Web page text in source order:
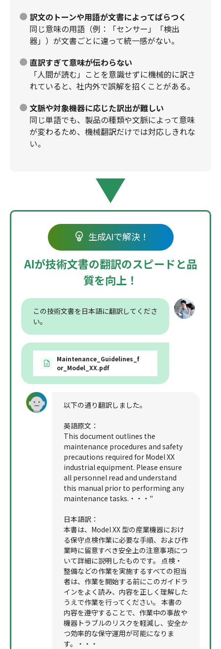
訳文のトーンや用語が文書によってばらつく
同じ意味の用語（例：「センサー」「検出
器」）が文書ごとに違って統一感がない。
直訳すぎて意味が伝わらない
「人間が読む」ことを意識せずに機械的に訳さ
れていると、社内外で誤解を招くことがある。
文脈や対象機器に応じた訳出が難しい
同じ単語でも、製品の種類や文脈によって意味
が変わるため、機械翻訳だけでは対応しきれな
い。
生成AIで解決！
AIが技術文書の翻訳のスピードと品
質を向上！
この技術文書を日本語に翻訳してくださ
い。
Maintenance_Guidelines_f
or_Model_XX.pdf
以下の通り翻訳しました。
英語原文：
This document outlines the
maintenance procedures and safety
precautions required for Model XX
industrial equipment. Please ensure
all personnel read and understand
this manual prior to performing any
maintenance tasks.・・・"
日本語訳：
本書は、Model XX 型の産業機器におけ
る保守点検作業に必要な手順、および作
業時に留意すべき安全上の注意事項につ
いて詳細に説明したものです。 点検・
整備などの作業を実施するすべての担当
者は、作業を開始する前にこのガイドラ
インをよく読み、内容を正しく理解した
うえで作業を行ってください。 本書の
内容を遵守することで、作業中の事故や
機器トラブルのリスクを軽減し、安全か
つ効率的な保守運用が可能になりま
す。・・・